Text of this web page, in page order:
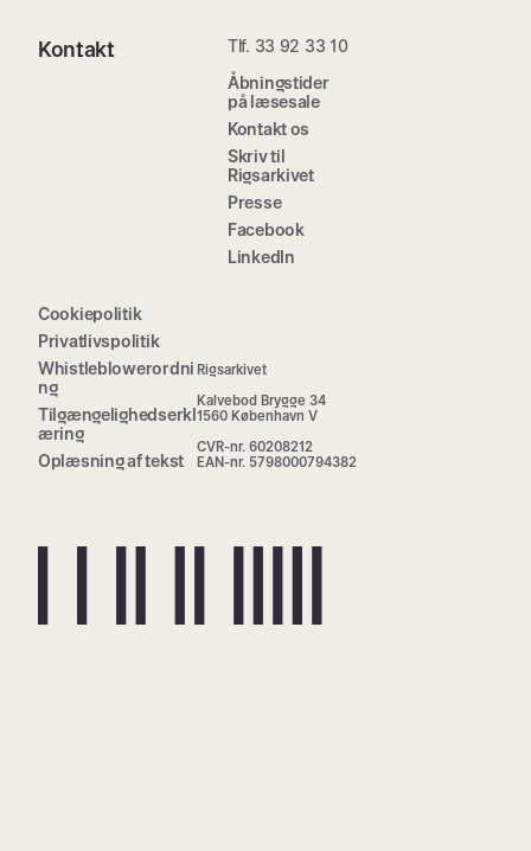
Kontakt
Tlf. 33 92 33 10
Åbningstider
på læsesale
Kontakt os
Skriv til
Rigsarkivet
Presse
Facebook
LinkedIn
Cookiepolitik
Privatlivspolitik
Whistleblowerordni
ng
Tilgængelighedserkl
æring
Oplæsning af tekst
Rigsarkivet
Kalvebod Brygge 34
1560 København V
CVR-nr. 60208212
EAN-nr. 5798000794382